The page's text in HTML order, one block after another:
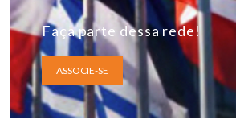
Faça parte dessa rede!
ASSOCIE-SE